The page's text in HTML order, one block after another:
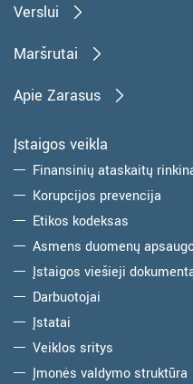
Verslui
Maršrutai
Apie Zarasus
Įstaigos veikla
Finansinių ataskaitų
Korupcijos prevencija
Etikos kodeksas
Asmens duomenų
Įstaigos viešieji
Darbuotojai
Įstatai
Veiklos sritys
Įmonės valdymo struktūra